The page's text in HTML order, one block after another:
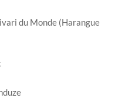
du Monde (Harangue